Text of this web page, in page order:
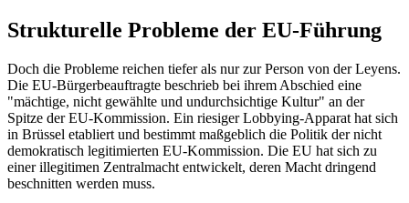
Strukturelle Probleme der EU-Führung
Doch die Probleme reichen tiefer als nur zur Person von der Leyens.
Die EU-Bürgerbeauftragte beschrieb bei ihrem Abschied eine
"mächtige, nicht gewählte und undurchsichtige Kultur" an der
Spitze der EU-Kommission. Ein riesiger Lobbying-Apparat hat sich
in Brüssel etabliert und bestimmt maßgeblich die Politik der nicht
demokratisch legitimierten EU-Kommission. Die EU hat sich zu
einer illegitimen Zentralmacht entwickelt, deren Macht dringend
beschnitten werden muss.